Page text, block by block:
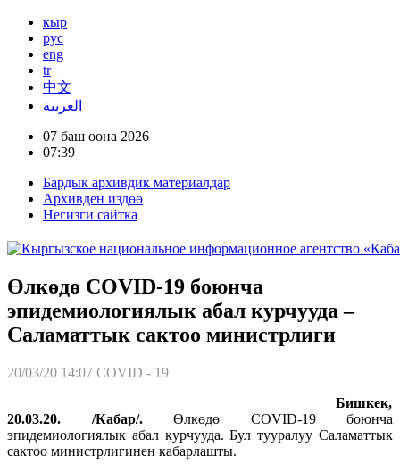
кыр
рус
eng
tr
中文
العربية
07 баш оона 2026
07:39
Бардык архивдик материалдар
Архивден издөө
Негизги сайтка
Өлкөдө COVID-19 боюнча
эпидемиологиялык абал курчууда –
Саламаттык сактоо министрлиги
20/03/20 14:07 COVID - 19
Бишкек,
20.03.20. /Кабар/.Өлкөдө COVID-19 боюнча
эпидемиологиялык абал курчууда. Бул тууралуу Саламаттык
сактоо министрлигинен кабарлашты.